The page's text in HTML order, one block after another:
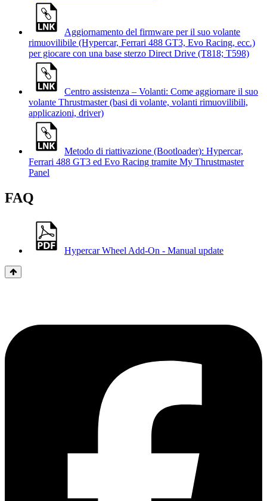
Aggiornamento del firmware per il suo volante
rimuovilibile (Hypercar, Ferrari 488 GT3, Evo Racing, ecc.)
per giocare con una base sterzo Direct Drive (T818; T598)
Centro assistenza – Volanti: Come aggiornare il suo
volante Thrustmaster (basi di volante, volanti rimuovilibili,
applicazioni, driver)
Metodo di riattivazione (Bootloader): Hypercar,
Ferrari 488 GT3 ed Evo Racing tramite My Thrustmaster
Panel
FAQ
Hypercar Wheel Add-On - Manual update